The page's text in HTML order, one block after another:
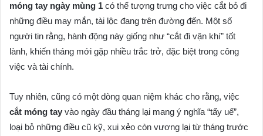
móng tay ngày mùng 1 có thể tượng trưng cho việc cắt bỏ đi
những điều may mắn, tài lộc đang trên đường đến. Một số
người tin rằng, hành động này giống như “cắt đi vận khí” tốt
lành, khiến tháng mới gặp nhiều trắc trở, đặc biệt trong công
việc và tài chính.
Tuy nhiên, cũng có một dòng quan niệm khác cho rằng, việc
cắt móng tay vào ngày đầu tháng lại mang ý nghĩa “tẩy uế”,
loại bỏ những điều cũ kỹ, xui xẻo còn vương lại từ tháng trước